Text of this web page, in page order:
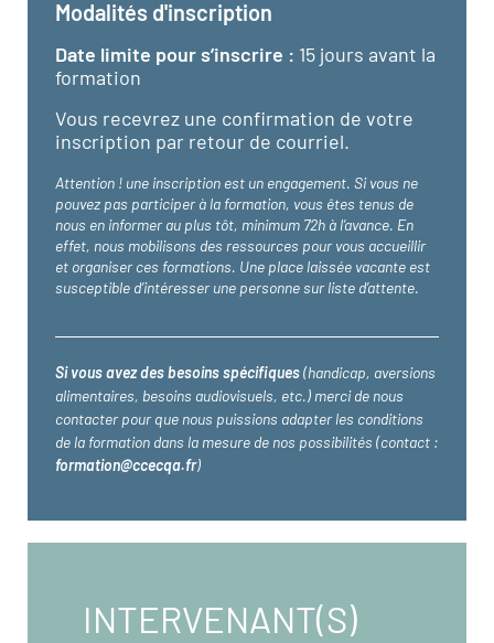
Modalités d'inscription
Date limite pour s’inscrire : 15 jours avant la
formation
Vous recevrez une confirmation de votre
inscription par retour de courriel.
Attention ! une inscription est un engagement. Si vous ne
pouvez pas participer à la formation, vous êtes tenus de
nous en informer au plus tôt, minimum 72h à l’avance. En
effet, nous mobilisons des ressources pour vous accueillir
et organiser ces formations. Une place laissée vacante est
susceptible d’intéresser une personne sur liste d’attente.
Si vous avez des besoins spécifiques(handicap, aversions
alimentaires, besoins audiovisuels, etc.) merci de nous
contacter pour que nous puissions adapter les conditions
de la formation dans la mesure de nos possibilités (contact :
formation@ccecqa.fr)
INTERVENANT(S)